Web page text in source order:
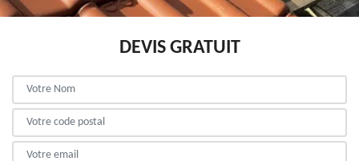
DEVIS GRATUIT